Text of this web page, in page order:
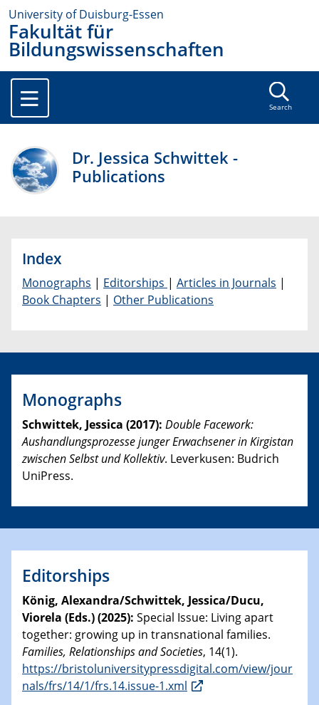
University of Duisburg-Essen
Fakultät für
Bildungswissenschaften
Search
Dr. Jessica Schwittek -
Publications
Index
Monographs Editorships
Articles in Journals
Book Chapters
Other Publications
Monographs
Schwittek, Jessica (2017): Double Facework:
Aushandlungsprozesse junger Erwachsener in Kirgistan
zwischen Selbst und Kollektiv. Leverkusen: Budrich
UniPress.
Editorships
König, Alexandra/Schwittek, Jessica/Ducu,
Viorela (Eds.)(2025): Special Issue: Living apart
together: growing up in transnational families.
Families, Relationships and Societies, 14(1).
https://bristoluniversitypressdigital.com/view/jour
nals/frs/14/1/frs.14.issue-1.xml